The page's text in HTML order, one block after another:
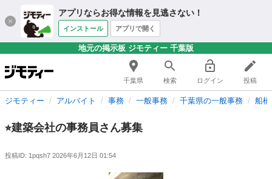
アプリならお得な情報を見逃さない！
インストール アプリで開く
地元の掲示板 ジモティー 千葉版
千葉県 検索 ログイン 投稿
ジモティー アルバイト 事務 一般事務 千葉県の一般事務 船
⭐︎建築会社の事務員さん募集
投稿ID: 1pqsh7 2026年6月12日 01:54